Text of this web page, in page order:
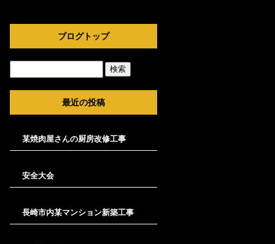
ブログトップ
最近の投稿
某焼肉屋さんの厨房改修工事
安全大会
長崎市内某マンション新築工事